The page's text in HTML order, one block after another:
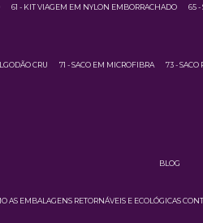
61 - KIT VIAGEM EM NYLON EMBORRACHADO 65 -
CRU 71 - SACO EM MICROFIBRA 73 - SACO
BLOG
AS EMBALAGENS RETORNÁVEIS E ECOLÓGICAS